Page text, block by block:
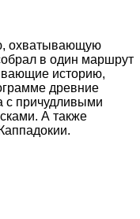
охватывающую
в один маршрут
историю,
древние
с причудливыми
А также